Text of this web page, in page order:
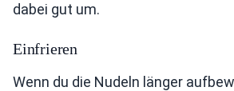
dabei gut um.
Einfrieren
Wenn du die Nudeln länger